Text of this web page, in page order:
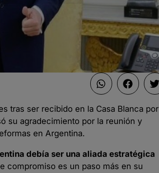
tras ser recibido en la Casa Blanca por
su agradecimiento por la reunión y
en Argentina.
debía ser una aliada estratégica
compromiso es un paso más en su